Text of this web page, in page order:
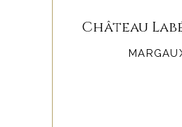
Château